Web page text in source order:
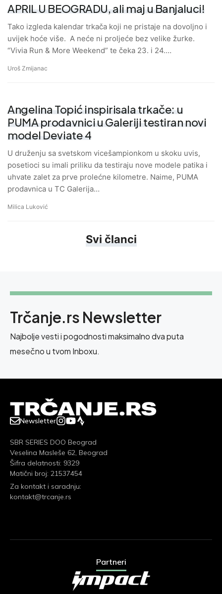
APRIL U BEOGRADU, ali maj u Banjaluci!
Tako izgleda kalendar trkača koji ne pristaje na dovoljno i
uvijek hoće više. A neće ni proljeće bez velike žurke.
“Vivia Run & More Weekend” te čeka 23. i 24.…
Uroš Zmijanac
Angelina Topić inspirisala trkače: u
PUMA prodavnici u Galeriji testiran novi
model Deviate 4
U druženju sa svetskom vicešampionkom u skoku uvis,
posetioci su imali priliku da testiraju nove modele patika i
uhvate zalet za prve prolećne kilometre. Naime, PUMA
prodavnica u TC Galerija…
Milica Luković
Svi članci
Trčanje.rs Newsletter
Najbolje vesti i pogodnosti maksimalno dva puta
mesečno u tvom Inboxu.
Newsletter
SBR SERIES DOO Beograd
Veselina Masleše 62, Beograd
Šifra delatnosti: 9329
Matični broj: 21537454
Za kontakt i saradnju:
kontakt@trcanje.rs
Partneri